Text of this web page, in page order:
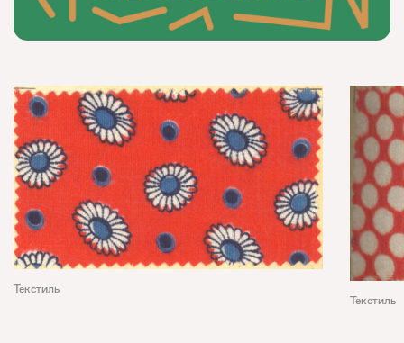
Текстиль
Текстиль